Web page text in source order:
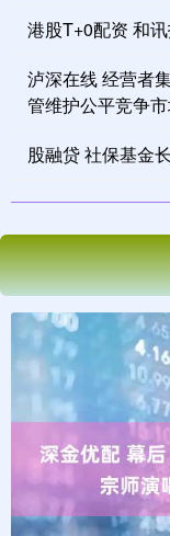
港股T+0配资 和
泸深在线 经营者
管维护公平竞争
股融贷 社保基金